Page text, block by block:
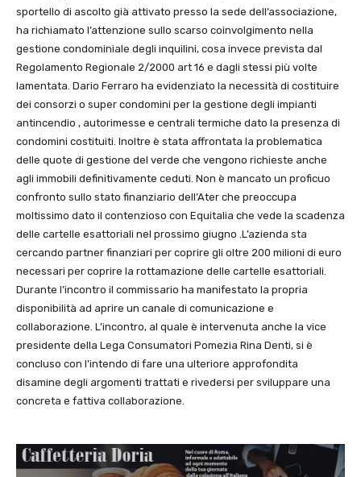
sportello di ascolto già attivato presso la sede dell’associazione,
ha richiamato l’attenzione sullo scarso coinvolgimento nella
gestione condominiale degli inquilini, cosa invece prevista dal
Regolamento Regionale 2/2000 art 16 e dagli stessi più volte
lamentata. Dario Ferraro ha evidenziato la necessità di costituire
dei consorzi o super condomini per la gestione degli impianti
antincendio , autorimesse e centrali termiche dato la presenza di
condomini costituiti. Inoltre è stata affrontata la problematica
delle quote di gestione del verde che vengono richieste anche
agli immobili definitivamente ceduti. Non è mancato un proficuo
confronto sullo stato finanziario dell’Ater che preoccupa
moltissimo dato il contenzioso con Equitalia che vede la scadenza
delle cartelle esattoriali nel prossimo giugno .L’azienda sta
cercando partner finanziari per coprire gli oltre 200 milioni di euro
necessari per coprire la rottamazione delle cartelle esattoriali.
Durante l’incontro il commissario ha manifestato la propria
disponibilità ad aprire un canale di comunicazione e
collaborazione. L’incontro, al quale è intervenuta anche la vice
presidente della Lega Consumatori Pomezia Rina Denti, si è
concluso con l’intendo di fare una ulteriore approfondita
disamine degli argomenti trattati e rivedersi per sviluppare una
concreta e fattiva collaborazione.